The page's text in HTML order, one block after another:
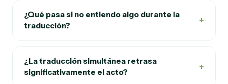
¿Qué pasa si no entiendo algo durante la
traducción?
+
¿La traducción simultánea retrasa
significativamente el acto?
+